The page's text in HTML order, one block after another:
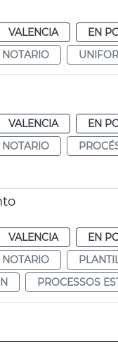
VALENCIA
EN
NOTARIO
VALENCIA
EN
NOTARIO
VALENCIA
EN
NOTARIO
PROCESSOS